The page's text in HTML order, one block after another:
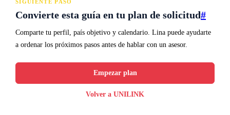
SIGUIENTE PASO
Convierte esta guía en tu plan de solicitud#
Comparte tu perfil, país objetivo y calendario. Lina puede ayudarte
a ordenar los próximos pasos antes de hablar con un asesor.
Empezar plan
Volver a UNILINK